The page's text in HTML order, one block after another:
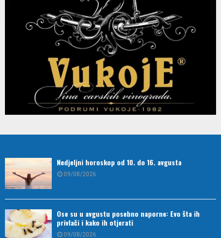
Nedjeljni horoskop od 10. do 16. avgusta
09/08/2026
Ose su u avgustu posebno naporne: Evo šta ih
privlači i kako ih otjerati
09/08/2026